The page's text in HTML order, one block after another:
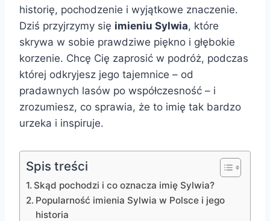
historię, pochodzenie i wyjątkowe znaczenie.
Dziś przyjrzymy się imieniu Sylwia, które
skrywa w sobie prawdziwe piękno i głębokie
korzenie. Chcę Cię zaprosić w podróż, podczas
której odkryjesz jego tajemnice – od
pradawnych lasów po współczesność – i
zrozumiesz, co sprawia, że to imię tak bardzo
urzeka i inspiruje.
Spis treści
Skąd pochodzi i co oznacza imię Sylwia?
Popularność imienia Sylwia w Polsce i jego
historia